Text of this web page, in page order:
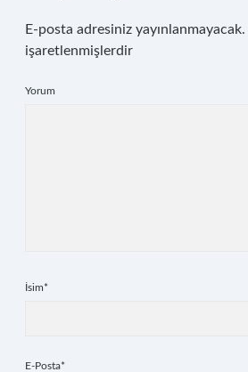
E-posta adresiniz yayınlanmayacak.
işaretlenmişlerdir
Yorum
İsim*
E-Posta*